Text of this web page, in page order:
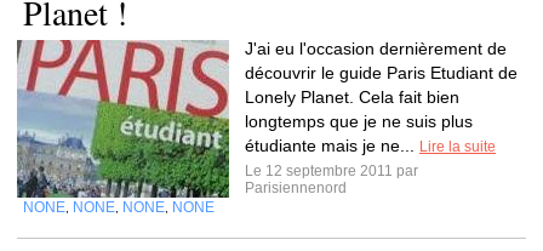
Planet !
J'ai eu l'occasion dernièrement de
découvrir le guide Paris Etudiant de
Lonely Planet. Cela fait bien
longtemps que je ne suis plus
étudiante mais je ne...
Lire la suite
Le 12 septembre 2011 par
Parisiennenord
NONE NONE NONE NONE